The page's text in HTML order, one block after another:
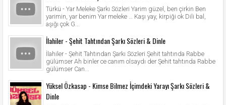
Türkü - Yar Meleke Şarkı Sözleri Yarim güzel, ben çirkin Ben
yarimin, yar benim Yar meleke … Kaşı yay, kirpiği ok Dili bal,
aşığı çok G...
İlahiler - Şehit Tahtından Şarkı Sözleri & Dinle
İlahiler - Şehit Tahtından Şarkı Sözleri Şehit tahtında Rabbe
gülümser Ah binler ce canım olsaydı der Şehit tahtında Rabbe
gülümser Can...
Yüksel Özkasap - Kimse Bilmez İçimdeki Yarayı Şarkı Sözleri &
Dinle